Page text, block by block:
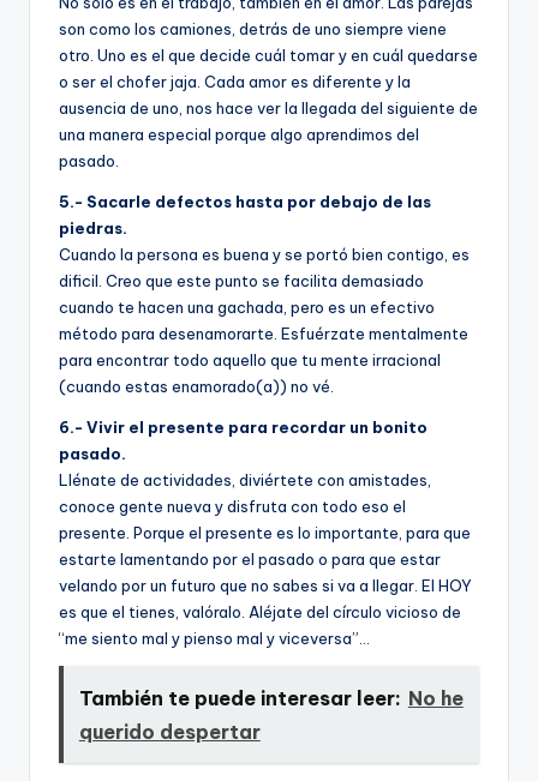
son como los camiones, detrás de uno siempre viene
otro. Uno es el que decide cuál tomar y en cuál quedarse
o ser el chofer jaja. Cada amor es diferente y la
ausencia de uno, nos hace ver la llegada del siguiente de
una manera especial porque algo aprendimos del
pasado.
5.- Sacarle defectos hasta por debajo de las
piedras.
Cuando la persona es buena y se portó bien contigo, es
dificil. Creo que este punto se facilita demasiado
cuando te hacen una gachada, pero es un efectivo
método para desenamorarte. Esfuérzate mentalmente
para encontrar todo aquello que tu mente irracional
(cuando estas enamorado(a)) no vé.
6.- Vivir el presente para recordar un bonito
pasado.
Llénate de actividades, diviértete con amistades,
conoce gente nueva y disfruta con todo eso el
presente. Porque el presente es lo importante, para que
estarte lamentando por el pasado o para que estar
velando por un futuro que no sabes si va a llegar. El HOY
es que el tienes, valóralo. Aléjate del cí­rculo vicioso de
“me siento mal y pienso mal y viceversa”…
También te puede interesar leer: No he
querido despertar